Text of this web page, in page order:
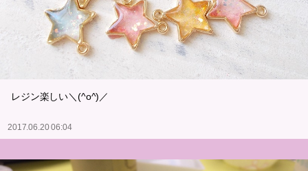
レジン楽しい＼(^o^)／
2017.06.20 06:04